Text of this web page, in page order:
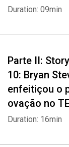
Duration: 09min
Parte II:
10: Bryan
enfeitiçou o
ovação no
Duration: 16min
Whatsapp